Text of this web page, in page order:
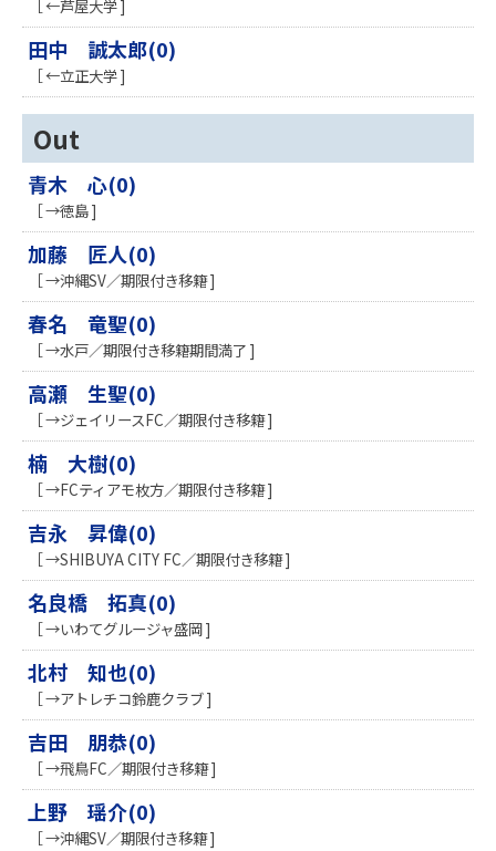
［ ←芦屋大学 ]
田中 誠太郎(0)
［ ←立正大学 ]
Out
青木 心(0)
［ →徳島 ]
加藤 匠人(0)
［ →沖縄SV／期限付き移籍 ]
春名 竜聖(0)
［ →水戸／期限付き移籍期間満了 ]
高瀬 生聖(0)
［ →ジェイリースFC／期限付き移籍 ]
楠 大樹(0)
［ →FCティアモ枚方／期限付き移籍 ]
吉永 昇偉(0)
［ →SHIBUYA CITY FC／期限付き移籍 ]
名良橋 拓真(0)
［ →いわてグルージャ盛岡 ]
北村 知也(0)
［ →アトレチコ鈴鹿クラブ ]
吉田 朋恭(0)
［ →飛鳥FC／期限付き移籍 ]
上野 瑶介(0)
［ →沖縄SV／期限付き移籍 ]